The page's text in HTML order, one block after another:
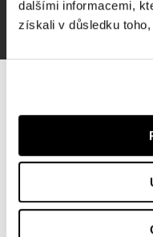
dalšími informacemi,
získali v důsledku
Gorilla Sports
949
1 295